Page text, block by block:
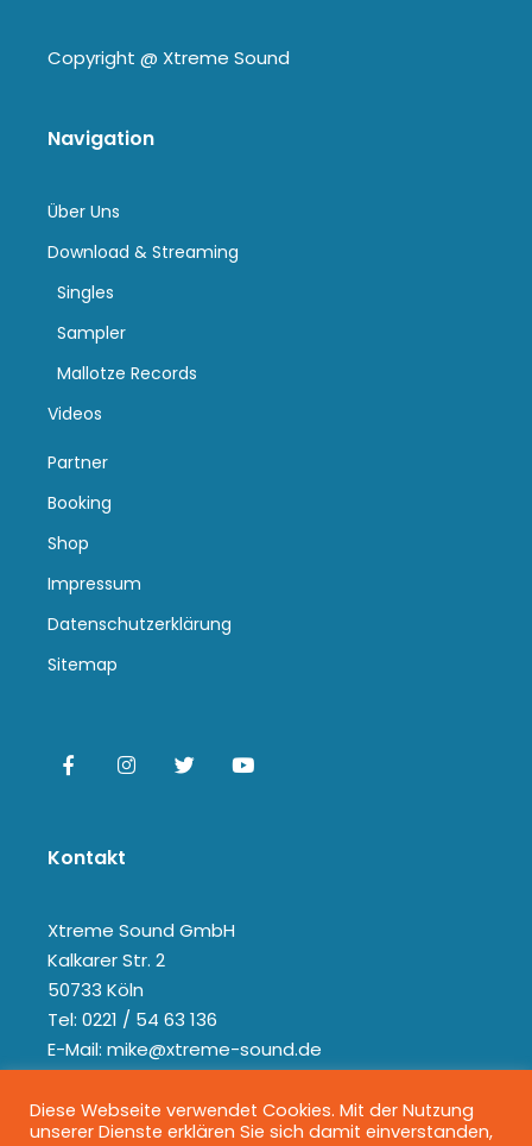
Copyright @ Xtreme Sound
Navigation
Über Uns
Download & Streaming
Singles
Sampler
Mallotze Records
Videos
Partner
Booking
Shop
Impressum
Datenschutzerklärung
Sitemap
Kontakt
Xtreme Sound GmbH
Kalkarer Str. 2
50733 Köln
Tel: 0221 / 54 63 136
E-Mail: mike@xtreme-sound.de
Diese Webseite verwendet Cookies. Mit der Nutzung
unserer Dienste erklären Sie sich damit einverstanden,